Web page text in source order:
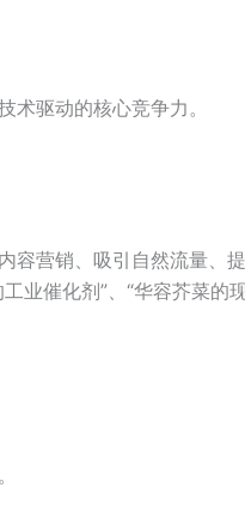
术驱动的核心竞争力。
容营销、吸引自然流量、
业催化剂”、“华容芥菜的